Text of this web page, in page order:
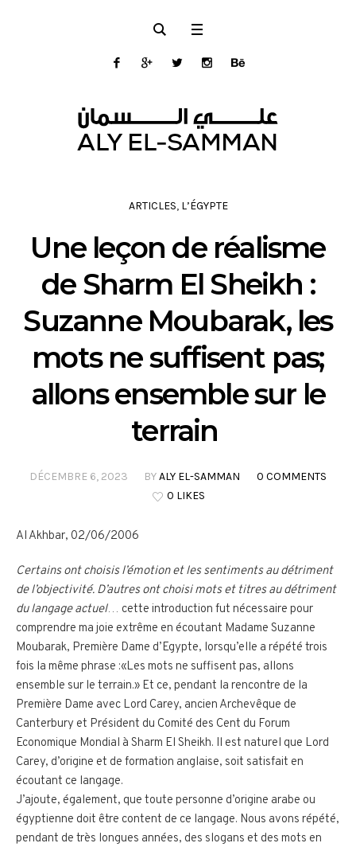
ARTICLES, L’ÉGYPTE
Une leçon de réalisme
de Sharm El Sheikh :
Suzanne Moubarak, les
mots ne suffisent pas;
allons ensemble sur le
terrain
DÉCEMBRE 6, 2023 BYALY EL-SAMMAN
0 COMMENTS
0 LIKES
Al Akhbar, 02/06/2006
Certains ont choisis l’émotion et les sentiments au détriment
de l’objectivité. D’autres ont choisi mots et titres au détriment
du langage actuel… cette introduction fut nécessaire pour
comprendre ma joie extrême en écoutant Madame Suzanne
Moubarak, Première Dame d’Egypte, lorsqu’elle a répété trois
fois la même phrase :«Les mots ne suffisent pas, allons
ensemble sur le terrain.» Et ce, pendant la rencontre de la
Première Dame avec Lord Carey, ancien Archevêque de
Canterbury et Président du Comité des Cent du Forum
Economique Mondial à Sharm El Sheikh. Il est naturel que Lord
Carey, d’origine et de formation anglaise, soit satisfait en
écoutant ce langage.
J’ajoute, également, que toute personne d’origine arabe ou
égyptienne doit être content de ce langage. Nous avons répété,
pendant de très longues années, des slogans et des mots en